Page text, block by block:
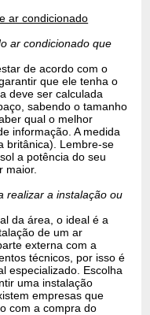
ar condicionado
ar condicionado que
de acordo com o
que ele tenha o
deve ser calculada
sabendo o tamanho
qual o melhor
informação. A medida
britânica). Lembre-se
a potência do seu
maior.
realizar a instalação ou
da área, o ideal é a
de um ar
externa com a
técnicos, por isso é
especializado. Escolha
uma instalação
empresas que
com a compra do